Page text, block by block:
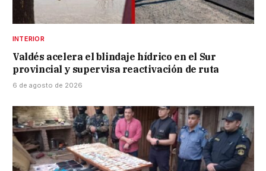
INTERIOR
Valdés acelera el blindaje hídrico en el Sur
provincial y supervisa reactivación de ruta
6 de agosto de 2026